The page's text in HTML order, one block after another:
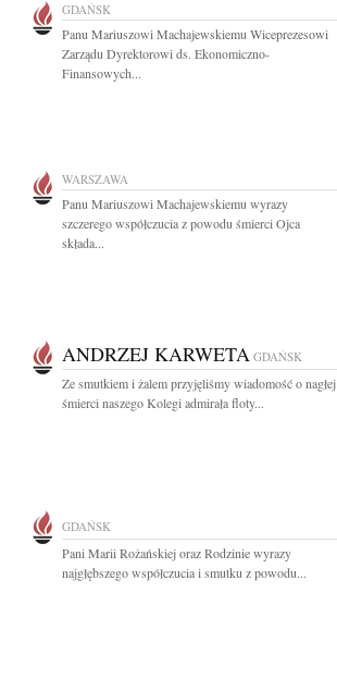
GDAŃSK
Panu Mariuszowi Machajewskiemu Wiceprezesowi
Zarządu Dyrektorowi ds. Ekonomiczno-
Finansowych...
WARSZAWA
Panu Mariuszowi Machajewskiemu wyrazy
szczerego współczucia z powodu śmierci Ojca
składa...
ANDRZEJ KARWETA GDAŃSK
Ze smutkiem i żalem przyjęliśmy wiadomość o nagłej
śmierci naszego Kolegi admirała floty...
GDAŃSK
Pani Marii Rożańskiej oraz Rodzinie wyrazy
najgłębszego współczucia i smutku z powodu...